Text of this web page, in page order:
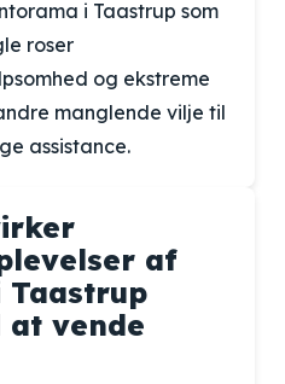
i Taastrup som
roser
og ekstreme
manglende vilje til
assistance.
af
Taastrup
vende